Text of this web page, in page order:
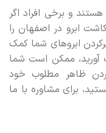
و برخی افراد اگر
ابرو در اصفهان را
ابروهای شما کمک
آورید، ممکن است شما
ظاهر مطلوب خود
برای مشاوره با ما